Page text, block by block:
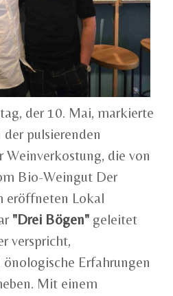
der 10. Mai, markierte
pulsierenden
Weinverkostung, die von
Bio-Weingut Der
eröffneten Lokal
"Drei Bögen" geleitet
verspricht,
Erfahrungen
Mit einem